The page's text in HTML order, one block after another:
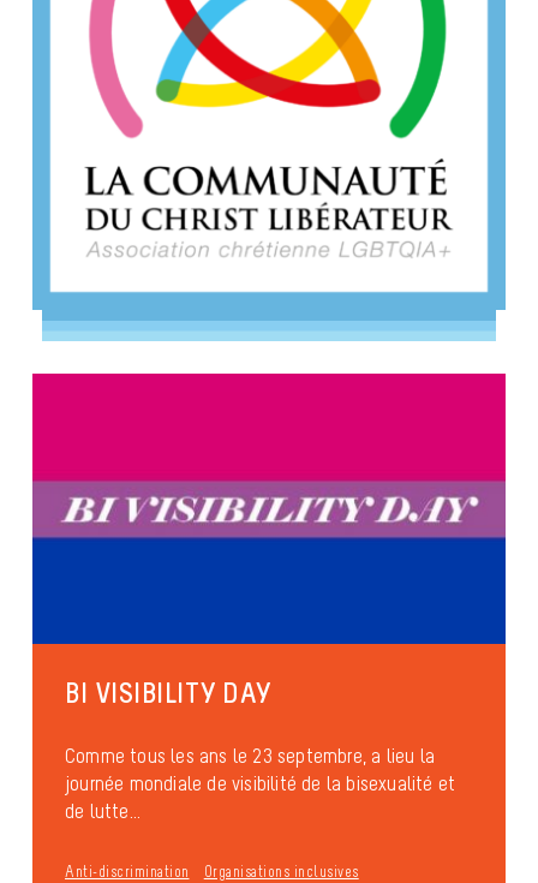
BI VISIBILITY DAY
Comme tous les ans le 23 septembre, a lieu la
journée mondiale de visibilité de la bisexualité et
de lutte...
Anti-discrimination
Organisations inclusives